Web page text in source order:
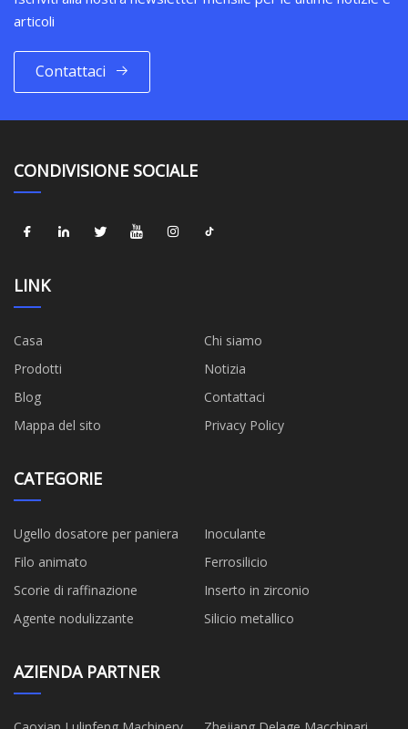
articoli
Contattaci
CONDIVISIONE SOCIALE
LINK
Casa
Chi siamo
Prodotti
Notizia
Blog
Contattaci
Mappa del sito
Privacy Policy
CATEGORIE
Ugello dosatore per paniera
Inoculante
Filo animato
Ferrosilicio
Scorie di raffinazione
Inserto in zirconio
Agente nodulizzante
Silicio metallico
AZIENDA PARTNER